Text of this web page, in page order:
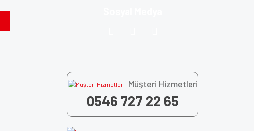
Müşteri Hizmetleri
0546 727 22 65